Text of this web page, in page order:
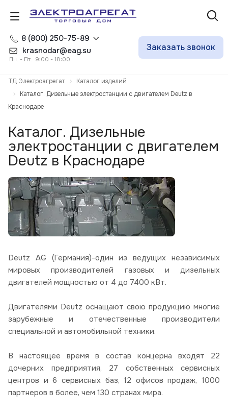
8 (800) 250-75-89
krasnodar@eag.su
Пн. - Пт. 9:00 - 18:00
Заказать звонок
ТД Электроагрегат
Каталог изделий
Каталог. Дизельные электростанции с двигателем Deutz в
Краснодаре
Каталог. Дизельные
электростанции с двигателем
Deutz в Краснодаре
Deutz AG (Германия)-один из ведущих независимых
мировых производителей газовых и дизельных
двигателей мощностью от 4 до 7400 кВт.
Двигателями Deutz оснащают свою продукцию многие
зарубежные и отечественные производители
специальной и автомобильной техники.
В настоящее время в состав концерна входят 22
дочерних предприятия, 27 собственных сервисных
центров и 6 сервисных баз, 12 офисов продаж, 1000
партнеров в более, чем 130 странах мира.